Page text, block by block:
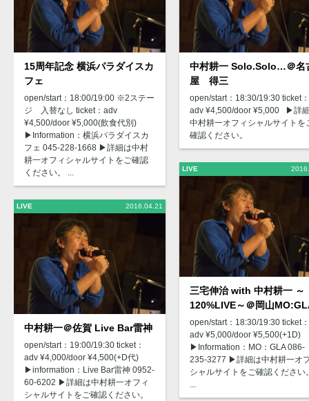
15周年記念 横浜パラダイスカ
フェ
open/start：18:00/19:00 ※2ステー
ジ 入替なし ticket：adv
¥4,500/door ¥5,000(飲食代別)
▶︎Information：横浜パラダイスカ
フェ 045-228-1668 ▶︎詳細は中村
耕一オフィシャルサイトをご確認
ください。 ...
LIVE 2016.04.21
中村耕一＠佐賀 Live Bar雷神
open/start：19:00/19:30 ticket：
adv ¥4,000/door ¥4,500(+D代)
▶︎information：Live Bar雷神 0952-
60-6202 ▶︎詳細は中村耕一オフィ
シャルサイトをご確認ください。
中村耕一 Solo.Solo…＠名
屋 得三
open/start：18:30/19:30 ticket：
adv ¥4,500/door ¥5,000 ▶︎詳
中村耕一オフィシャルサイトを
確認ください。
LIVE
三宅伸治 with 中村耕一 ～
120%LIVE～＠岡山
open/start：18:30/19:30 ticket：
adv ¥5,000/door ¥5,500(+1D)
▶︎Information：MO：GLA 086-
235-3277 ▶︎詳細は中村耕一オ
シャルサイトをご確認ください
...